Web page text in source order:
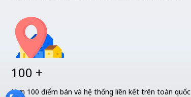
100 +
Hơn 100 điểm bán và hệ thống liên kết trên toàn quốc